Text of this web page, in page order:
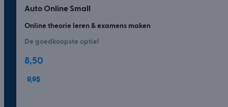
Auto Online Small
Online theorie leren & examens maken
De goedkoopste optie!
8,50
9,95